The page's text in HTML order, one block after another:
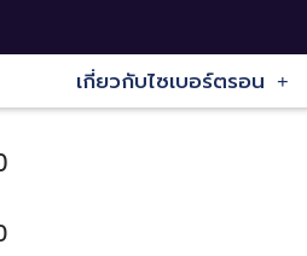
เกี่ยวกับไซเบอร์ตรอน